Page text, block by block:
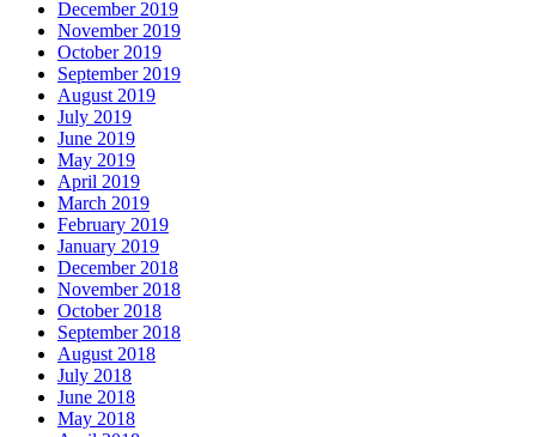
December 2019
November 2019
October 2019
September 2019
August 2019
July 2019
June 2019
May 2019
April 2019
March 2019
February 2019
January 2019
December 2018
November 2018
October 2018
September 2018
August 2018
July 2018
June 2018
May 2018